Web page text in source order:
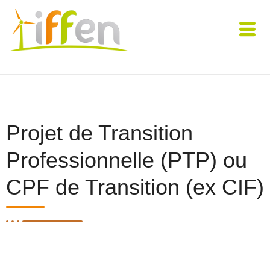
Projet de Transition
Professionnelle (PTP) ou
CPF de Transition (ex CIF)